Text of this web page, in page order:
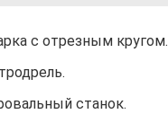
с отрезным кругом.
станок.